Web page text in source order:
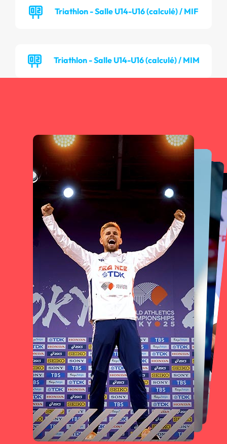
Triathlon - Salle U14-U16 (calculé) / MIF
Triathlon - Salle U14-U16 (calculé) / MIM